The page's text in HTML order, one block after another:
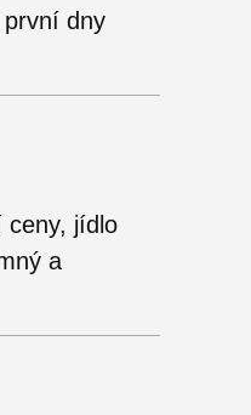
první dny
ceny, jídlo
a